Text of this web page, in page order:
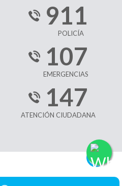
911
POLICÍA
107
EMERGENCIAS
147
ATENCIÓN CIUDADANA